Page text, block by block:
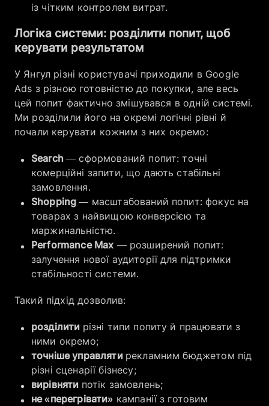
із чітким контролем витрат.
Логіка системи: розділити попит, щоб
керувати результатом
У Янгул різні користувачі приходили в Google
Ads з різною готовністю до покупки, але весь
цей попит фактично змішувався в одній системі.
Ми розділили його на окремі логічні рівні й
почали керувати кожним з них окремо:
Search— сформований попит: точні
комерційні запити, що дають стабільні
замовлення.
Shopping— масштабований попит: фокус на
товарах з найвищою конверсією та
маржинальністю.
Performance Max — розширений попит:
залучення нової аудиторії для підтримки
стабільності системи.
Такий підхід дозволив:
розділити різні типи попиту й працювати з
ними окремо;
точніше управляти рекламним бюджетом під
різні сценарії бізнесу;
вирівняти потік замовлень;
не «перегрівати» кампанії з готовим